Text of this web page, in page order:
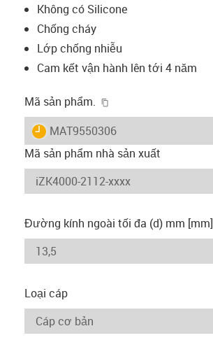
Không có Silicone
Chống cháy
Lớp chống nhiễu
Cam kết vận hành lên tới 4 năm
Mã sản phẩm.
igus-icon-lieferzeit
MAT9550306
Mã sản phẩm nhà sản xuất
Đường kính ngoài tối đa (d) mm [mm]
Loại cáp